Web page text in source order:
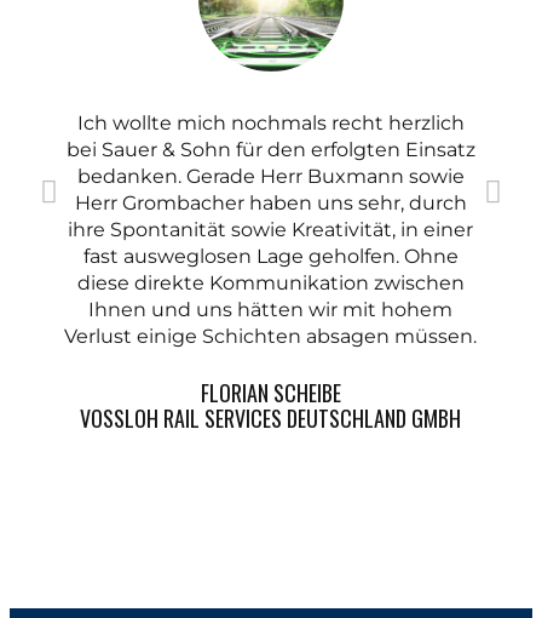
Ich wollte mich nochmals recht herzlich
bei Sauer & Sohn für den erfolgten Einsatz
bedanken. Gerade Herr Buxmann sowie
Herr Grombacher haben uns sehr, durch
ihre Spontanität sowie Kreativität, in einer
fast ausweglosen Lage geholfen. Ohne
diese direkte Kommunikation zwischen
Ihnen und uns hätten wir mit hohem
Verlust einige Schichten absagen müssen.
FLORIAN SCHEIBE
VOSSLOH RAIL SERVICES DEUTSCHLAND GMBH